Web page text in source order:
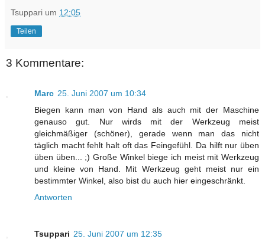
Tsuppari um 12:05
Teilen
3 Kommentare:
Marc 25. Juni 2007 um 10:34
Biegen kann man von Hand als auch mit der Maschine
genauso gut. Nur wirds mit der Werkzeug meist
gleichmäßiger (schöner), gerade wenn man das nicht
täglich macht fehlt halt oft das Feingefühl. Da hilft nur üben
üben üben... ;) Große Winkel biege ich meist mit Werkzeug
und kleine von Hand. Mit Werkzeug geht meist nur ein
bestimmter Winkel, also bist du auch hier eingeschränkt.
Antworten
Tsuppari 25. Juni 2007 um 12:35